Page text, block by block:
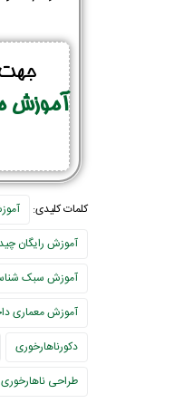
جهت
آموزش
کلمات کلیدی:
آموزش رایگان
آموزش سبک
آموزش معماری
دکورناهارخوری
طراحی ناهارخوری